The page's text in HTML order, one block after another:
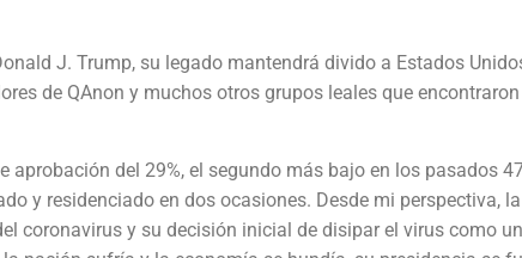
J. Trump, su legado mantendrá divido a Estados
de QAnon y muchos otros grupos leales que
aprobación del 29%, el segundo más bajo en los pasados
y residenciado en dos ocasiones. Desde mi perspectiva,
coronavirus y su decisión inicial de disipar el virus como